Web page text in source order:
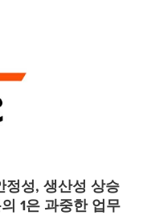
정성, 생산성 상승
1은 과중한 업무